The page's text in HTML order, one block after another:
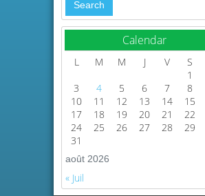
Calendar
août 2026
L M M J V S
1
3
4 5 6 7 8
10
11 12 13 14 15
17
18 19 20 21 22
24
25 26 27 28 29
31
« Juil